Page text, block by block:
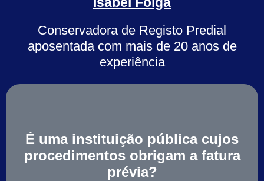
Conservadora de Registo Predial
aposentada com mais de 20 anos de
experiência
É uma instituição pública cujos
procedimentos obrigam a fatura
prévia?